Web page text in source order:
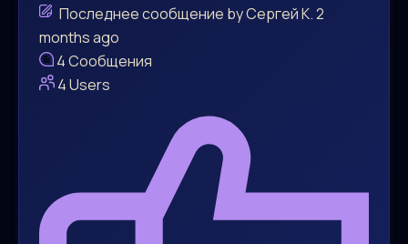
Последнее сообщение byСергей К.2
months ago
4Сообщения
4Users